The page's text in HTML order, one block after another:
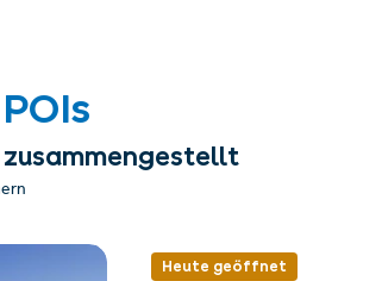
Heute geöffnet